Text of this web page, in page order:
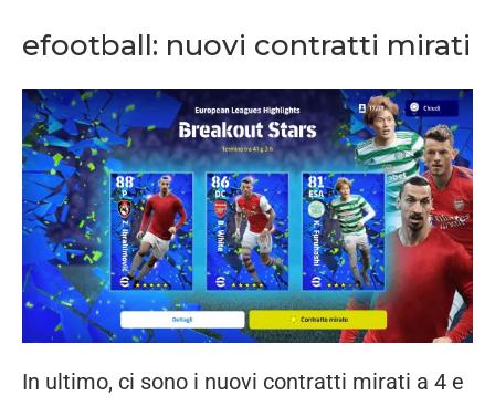
efootball: nuovi contratti mirati
In ultimo, ci sono i nuovi contratti mirati a 4 e